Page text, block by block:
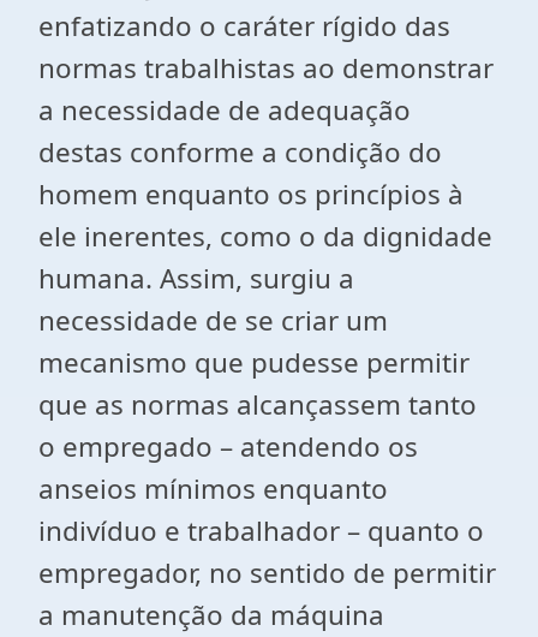
enfatizando o caráter rígido das
normas trabalhistas ao demonstrar
a necessidade de adequação
destas conforme a condição do
homem enquanto os princípios à
ele inerentes, como o da dignidade
humana. Assim, surgiu a
necessidade de se criar um
mecanismo que pudesse permitir
que as normas alcançassem tanto
o empregado – atendendo os
anseios mínimos enquanto
indivíduo e trabalhador – quanto o
empregador, no sentido de permitir
a manutenção da máquina